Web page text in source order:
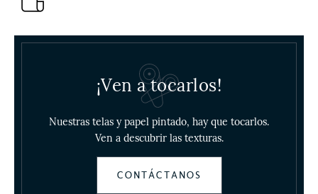
¡Ven a tocarlos!
Nuestras telas y papel pintado, hay que tocarlos.
Ven a descubrir las texturas.
CONTÁCTANOS